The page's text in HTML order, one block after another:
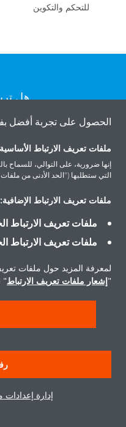
للتحكم والتكوين
هل
المنتجات
حول دايكن
سياسة خصوصية البيانات
الحصول على تجربة أفضل
ملفات تعريف الارتباط
إنها ضرورية، على التوالي، للسماح
التي ستطلبها ("الحد الأدنى من
ملفات تعريف الارتباط الإضافية:
ملفات تعريف الارتباط
ملفات تعريف الارتباط
لمعرفة المزيد حول ملفات
"إشعار ملفات تعريف الارتباط"
إدارة إعدادات